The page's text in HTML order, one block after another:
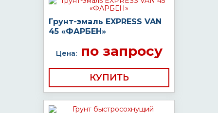
Грунт-эмаль EXPRESS VAN
45 «ФАРБЕН»
Цена:по запросу
КУПИТЬ